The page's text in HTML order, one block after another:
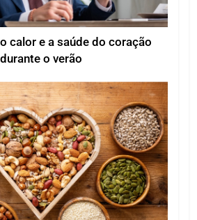
calor e a saúde do coração
durante o verão